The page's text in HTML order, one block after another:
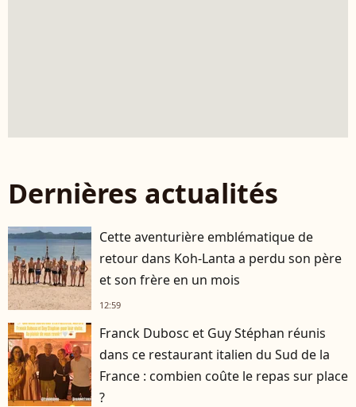
Dernières actualités
Cette aventurière emblématique de
retour dans Koh-Lanta a perdu son père
et son frère en un mois
12:59
Franck Dubosc et Guy Stéphan réunis
dans ce restaurant italien du Sud de la
France : combien coûte le repas sur place
?